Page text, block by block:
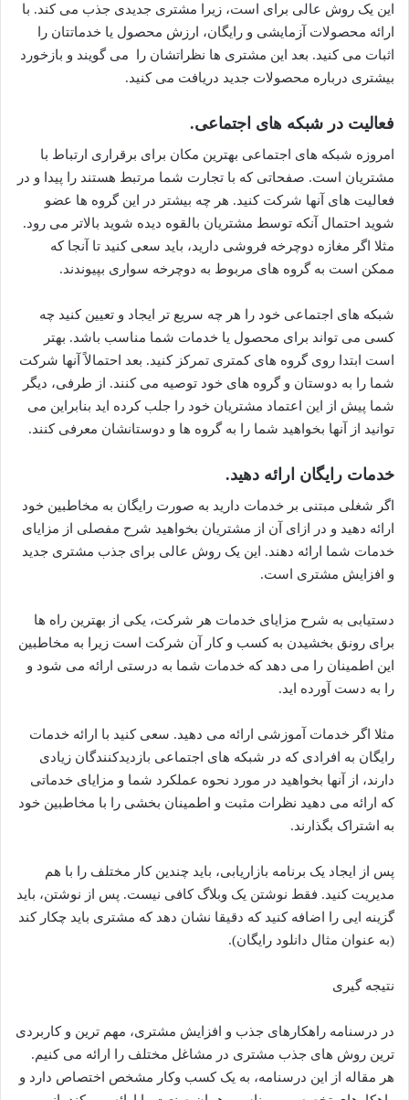
این یک روش عالی برای است، زیرا مشتری جدیدی جذب می کند. با
ارائه محصولات آزمایشی و رایگان، ارزش محصول یا خدماتتان را
اثبات می کنید. بعد این مشتری ها نظراتشان را می گویند و بازخورد
بیشتری درباره محصولات جدید دریافت می کنید.
فعالیت در شبکه های اجتماعی.
امروزه شبکه های اجتماعی بهترین مکان برای برقراری ارتباط با
مشتریان است. صفحاتی که با تجارت شما مرتبط هستند را پیدا و در
فعالیت های آنها شرکت کنید. هر چه بیشتر در این گروه ها عضو
شوید احتمال آنکه توسط مشتریان بالقوه دیده شوید بالاتر می رود.
مثلا اگر مغازه دوچرخه فروشی دارید، باید سعی کنید تا آنجا که
ممکن است به گروه های مربوط به دوچرخه سواری بپیوندند.
شبکه های اجتماعی خود را هر چه سریع تر ایجاد و تعیین کنید چه
کسی می تواند برای محصول یا خدمات شما مناسب باشد. بهتر
است ابتدا روی گروه های کمتری تمرکز کنید. بعد احتمالاً آنها شرکت
شما را به دوستان و گروه های خود توصیه می کنند. از طرفی، دیگر
شما پیش از این اعتماد مشتریان خود را جلب کرده اید بنابراین می
توانید از آنها بخواهید شما را به گروه ها و دوستانشان معرفی کنند.
خدمات رایگان ارائه دهید.
اگر شغلی مبتنی بر خدمات دارید به صورت رایگان به مخاطبین خود
ارائه دهید و در ازای آن از مشتریان بخواهید شرح مفصلی از مزایای
خدمات شما ارائه دهند. این یک روش عالی برای جذب مشتری جدید
و افزایش مشتری است.
دستیابی به شرح مزایای خدمات هر شرکت، یکی از بهترین راه ها
برای رونق بخشیدن به کسب و کار آن شرکت است زیرا به مخاطبین
این اطمینان را می دهد که خدمات شما به درستی ارائه می شود و
را به دست آورده اید.
مثلا اگر خدمات آموزشی ارائه می دهید. سعی کنید با ارائه خدمات
رایگان به افرادی که در شبکه های اجتماعی بازدیدکنندگان زیادی
دارند، از آنها بخواهید در مورد نحوه عملکرد شما و مزایای خدماتی
که ارائه می دهید نظرات مثبت و اطمینان بخشی را با مخاطبین خود
به اشتراک بگذارند.
پس از ایجاد یک برنامه بازاریابی، باید چندین کار مختلف را با هم
مدیریت کنید. فقط نوشتن یک وبلاگ کافی نیست. پس از نوشتن، باید
گزینه ایی را اضافه کنید که دقیقا نشان دهد که مشتری باید چکار کند
(به عنوان مثال دانلود رایگان).
نتیجه گیری
در درسنامه راهکارهای جذب و افزایش مشتری، مهم ترین و کاربردی
ترین روش های جذب مشتری در مشاغل مختلف را ارائه می کنیم.
هر مقاله از این درسنامه، به یک کسب وکار مشخص اختصاص دارد و